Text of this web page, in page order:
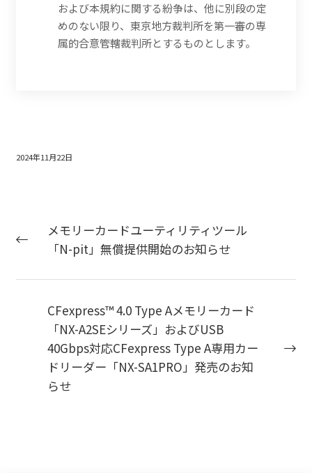
および本規約に関する紛争は、他に別段の定
めのない限り、東京地方裁判所を第一審の専
属的合意管轄裁判所とするものとします。
2024年11月22日
メモリーカードユーティリティツール
「N-pit」無償提供開始のお知らせ
CFexpress™ 4.0 Type Aメモリーカード
「NX-A2SEシリーズ」およびUSB
40Gbps対応CFexpress Type A専用カー
ドリーダー「NX-SA1PRO」発売のお知
らせ